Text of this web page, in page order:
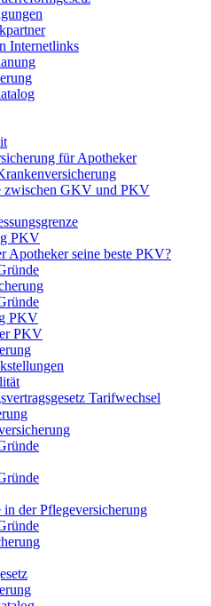
Internetlinks
für Apotheker
zwischen GKV und PKV
PKV
Apotheker seine beste PKV?
PKV
PKV
Tarifwechsel
in der Pflegeversicherung